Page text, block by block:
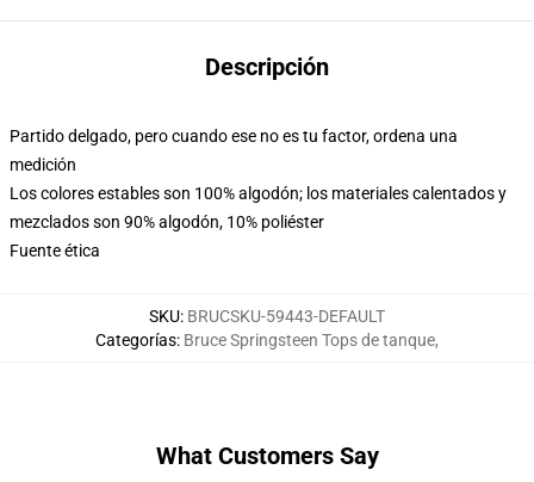
Descripción
Partido delgado, pero cuando ese no es tu factor, ordena una
medición
Los colores estables son 100% algodón; los materiales calentados y
mezclados son 90% algodón, 10% poliéster
Fuente ética
SKU: BRUCSKU-59443-DEFAULT
Categorías: Bruce Springsteen Tops de tanque,
What Customers Say